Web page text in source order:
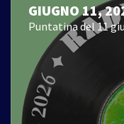
GIUGNO 11,
Puntatina del 11